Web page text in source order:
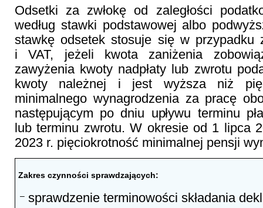
Odsetki za zwłokę od zaległości
według stawki podstawowej albo
stawkę odsetek stosuje się w przypadku
i VAT, jeżeli kwota zaniżenia
zawyżenia kwoty nadpłaty lub zwrotu
kwoty należnej i jest wyższa niż
minimalnego wynagrodzenia za pracę
następującym po dniu upływu terminu
lub terminu zwrotu. W okresie od 1 lipca
2023 r. pięciokrotność minimalnej pensji
Zakres czynności sprawdzających:
– sprawdzenie terminowości składania